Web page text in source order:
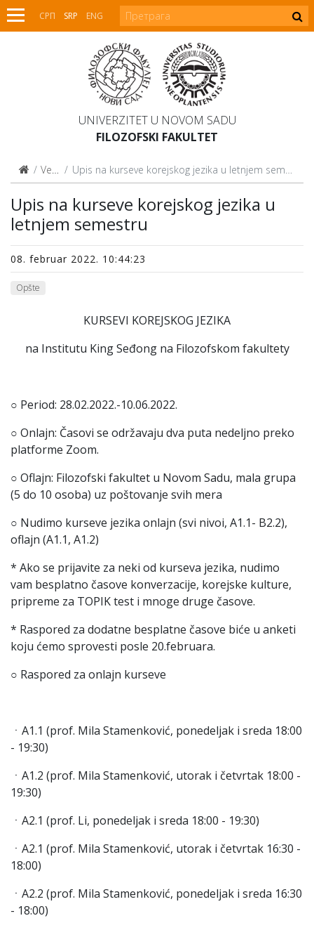
СРП SRP ENG
UNIVERZITET U NOVOM SADU
FILOZOFSKI FAKULTET
Vesti Upis na kurseve korejskog jezika u letnjem semestru
Upis na kurseve korejskog jezika u
letnjem semestru
08. februar 2022. 10:44:23
Opšte
KURSEVI KOREJSKOG JEZIKA
na Institutu King Seđong na Filozofskom fakultety
○ Period: 28.02.2022.-10.06.2022.
○ Onlajn: Časovi se održavaju dva puta nedeljno preko
platforme Zoom.
○ Oflajn: Filozofski fakultet u Novom Sadu, mala grupa
(5 do 10 osoba) uz poštovanje svih mera
○ Nudimo kurseve jezika onlajn (svi nivoi, A1.1- B2.2),
oflajn (A1.1, A1.2)
* Ako se prijavite za neki od kurseva jezika, nudimo
vam besplatno časove konverzacije, korejske kulture,
pripreme za TOPIK test i mnoge druge časove.
* Raspored za dodatne besplatne časove biće u anketi
koju ćemo sprovesti posle 20.februara.
○ Raspored za onlajn kurseve
ㆍA1.1 (prof. Mila Stamenković, ponedeljak i sreda 18:00
- 19:30)
ㆍA1.2 (prof. Mila Stamenković, utorak i četvrtak 18:00 -
19:30)
ㆍA2.1 (prof. Li, ponedeljak i sreda 18:00 - 19:30)
ㆍA2.1 (prof. Mila Stamenković, utorak i četvrtak 16:30 -
18:00)
ㆍA2.2 (prof. Mila Stamenković, ponedeljak i sreda 16:30
- 18:00)